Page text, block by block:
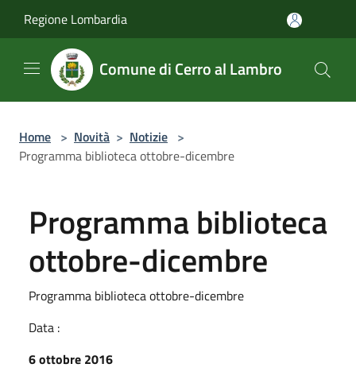
Regione Lombardia
Comune di Cerro al Lambro
Home > Novità > Notizie >
Programma biblioteca ottobre-dicembre
Programma biblioteca
ottobre-dicembre
Programma biblioteca ottobre-dicembre
Data :
6 ottobre 2016